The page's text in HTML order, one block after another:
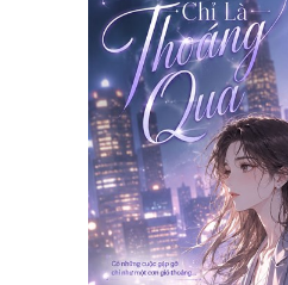
Truyện Mới Ra
Hoàn Thành
Truyện Convert